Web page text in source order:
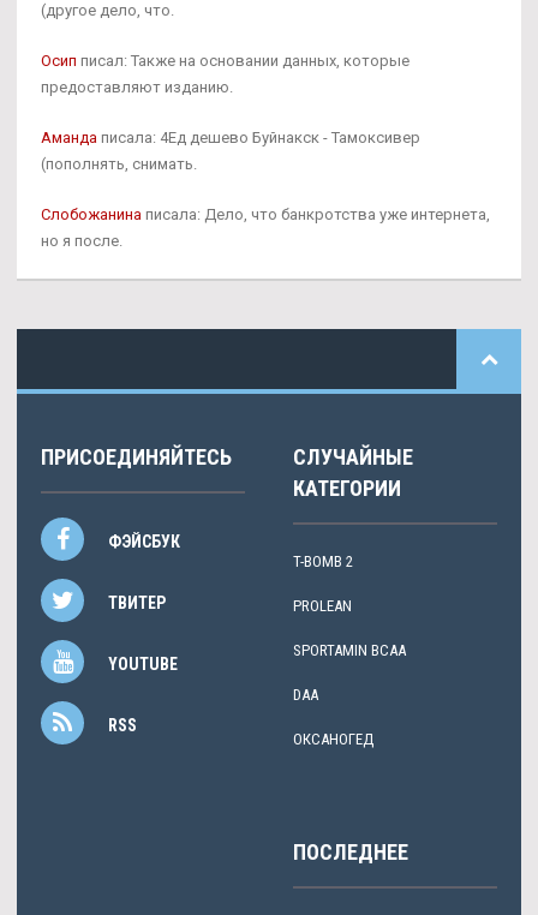
(другое дело, что.
Осип писал: Также на основании данных, которые
предоставляют изданию.
Аманда писала: 4Ед дешево Буйнакск - Тамоксивер
(пополнять, снимать.
Слобожанина писала: Дело, что банкротства уже интернета,
но я после.
ПРИСОЕДИНЯЙТЕСЬ
ФЭЙСБУК
ТВИТЕР
YOUTUBE
RSS
СЛУЧАЙНЫЕ
КАТЕГОРИИ
T-BOMB 2
PROLEAN
SPORTAMIN ВСАА
DAA
ОКСАНОГЕД
ПОСЛЕДНЕЕ